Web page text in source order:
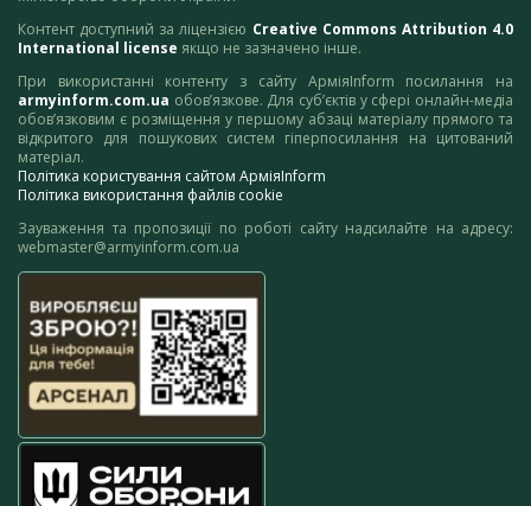
Контент доступний за ліцензією Creative Commons Attribution 4.0
International license якщо не зазначено інше.
При використанні контенту з сайту АрміяInform посилання на
armyinform.com.ua обов’язкове. Для суб’єктів у сфері онлайн-медіа
обов’язковим є розміщення у першому абзаці матеріалу прямого та
відкритого для пошукових систем гіперпосилання на цитований
матеріал.
Політика користування сайтом АрміяInform
Політика використання файлів cookie
Зауваження та пропозиції по роботі сайту надсилайте на адресу:
webmaster@armyinform.com.ua